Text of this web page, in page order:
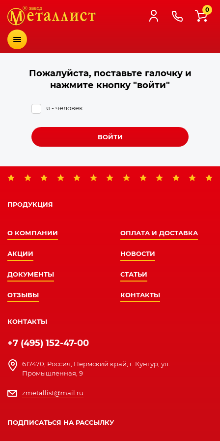
Меню
0
Пожалуйста, поставьте галочку и
нажмите кнопку "войти"
я - человек
ВОЙТИ
ПРОДУКЦИЯ
О КОМПАНИИ ОПЛАТА И ДОСТАВКА
АКЦИИ НОВОСТИ
ДОКУМЕНТЫ СТАТЬИ
ОТЗЫВЫ КОНТАКТЫ
КОНТАКТЫ
+7 (495) 152-47-00
617470, Россия, Пермский край, г. Кунгур, ул.
Промышленная, 9
zmetallist@mail.ru
ПОДПИСАТЬСЯ НА РАССЫЛКУ